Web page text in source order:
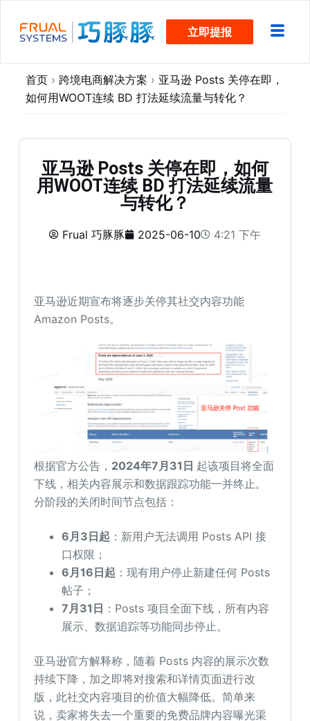
过
立即提报
首页 › 跨境电商解决方案 › 亚马逊 Posts 关停在即，
如何用WOOT连续 BD 打法延续流量与转化？
亚马逊 Posts 关停在即，如何
用WOOT连续 BD 打法延续流量
与转化？
Frual 巧豚豚 2025-06-10 4:21 下午
亚马逊近期宣布将逐步关停其社交内容功能
Amazon Posts。
根据官方公告， 2024年7月31日 起该项目将全面
下线，相关内容展示和数据跟踪功能一并终止。
分阶段的关闭时间节点包括：
6月3日起 ：新用户无法调用 Posts API 接
口权限；
6月16日起 ：现有用户停止新建任何 Posts
帖子；
7月31日 ：Posts 项目全面下线，所有内容
展示、数据追踪等功能同步停止。
亚马逊官方解释称，随着 Posts 内容的展示次数
持续下降，加之即将对搜索和详情页面进行改
版，此社交内容项目的价值大幅降低。简单来
说，卖家将失去一个重要的免费品牌内容曝光渠